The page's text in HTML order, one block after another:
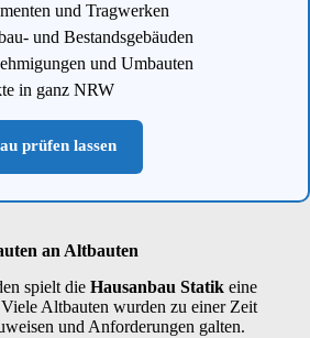
und Tragwerken
und Bestandsgebäuden
und Umbauten
in ganz NRW
prüfen lassen
an Altbauten
spielt die Hausanbau Statik eine
Altbauten wurden zu einer Zeit
und Anforderungen galten.